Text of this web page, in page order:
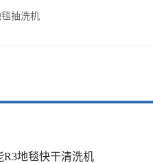
抽洗机
R3地毯快干清洗机